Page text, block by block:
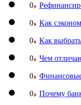
0
0 Как
0 Как
0 Чем
0
0 Почему